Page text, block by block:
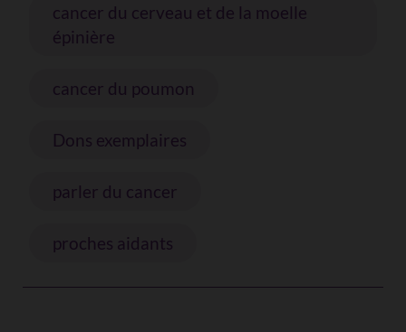
cancer du cerveau et de la moelle
épinière
cancer du poumon
Dons exemplaires
parler du cancer
proches aidants